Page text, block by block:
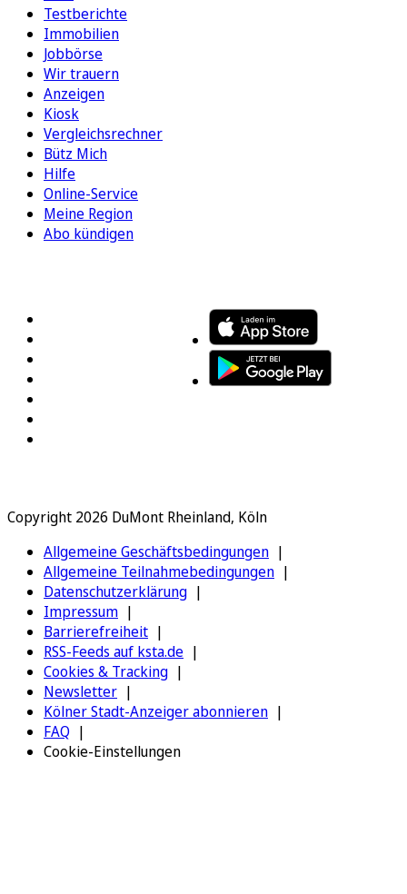
Testberichte
Immobilien
Jobbörse
Wir trauern
Anzeigen
Kiosk
Vergleichsrechner
Bütz Mich
Hilfe
Online-Service
Meine Region
Abo kündigen
Copyright 2026 DuMont Rheinland, Köln
Allgemeine Geschäftsbedingungen
Allgemeine Teilnahmebedingungen
Datenschutzerklärung
Impressum
Barrierefreiheit
RSS-Feeds auf ksta.de
Cookies & Tracking
Newsletter
Kölner Stadt-Anzeiger abonnieren
FAQ
Cookie-Einstellungen